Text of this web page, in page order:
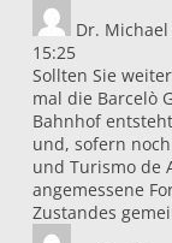
Dr.
15:25
Sollten Sie
mal die Barcelò
Bahnhof
und, sofern
und Turismo de
angemessene
Zustandes